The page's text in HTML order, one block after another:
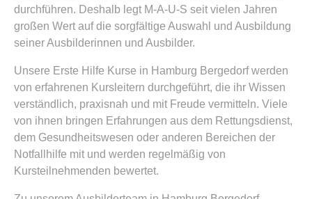
durchführen. Deshalb legt M-A-U-S seit vielen Jahren
großen Wert auf die sorgfältige Auswahl und Ausbildung
seiner Ausbilderinnen und Ausbilder.
Unsere Erste Hilfe Kurse in Hamburg Bergedorf werden
von erfahrenen Kursleitern durchgeführt, die ihr Wissen
verständlich, praxisnah und mit Freude vermitteln. Viele
von ihnen bringen Erfahrungen aus dem Rettungsdienst,
dem Gesundheitswesen oder anderen Bereichen der
Notfallhilfe mit und werden regelmäßig von
Kursteilnehmenden bewertet.